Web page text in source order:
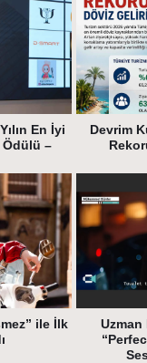
En İyi
Ödülü –
Devrim
ile İlk